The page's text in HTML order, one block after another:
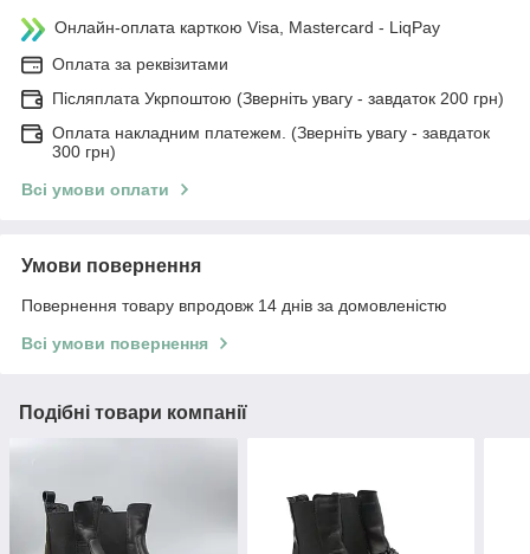
Онлайн-оплата карткою Visa, Mastercard - LiqPay
Оплата за реквізитами
Післяплата Укрпоштою (Зверніть увагу - завдаток 200 грн)
Оплата накладним платежем. (Зверніть увагу - завдаток
300 грн)
Всі умови оплати
Умови повернення
Повернення товару впродовж 14 днів за домовленістю
Всі умови повернення
Подібні товари компанії